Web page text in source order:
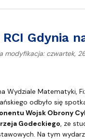
RCI Gdynia
modyfikacja: czwartek,
i RCI Gdynia na
Wydziale Matematyki,
odbyło się
Wojsk Obrony
Godeckiego, ze
Na tym